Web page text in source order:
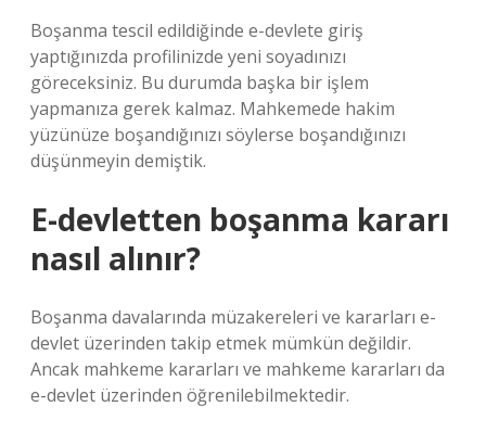
Boşanma tescil edildiğinde e-devlete giriş
yaptığınızda profilinizde yeni soyadınızı
göreceksiniz. Bu durumda başka bir işlem
yapmanıza gerek kalmaz. Mahkemede hakim
yüzünüze boşandığınızı söylerse boşandığınızı
düşünmeyin demiştik.
E-devletten boşanma kararı
nasıl alınır?
Boşanma davalarında müzakereleri ve kararları e-
devlet üzerinden takip etmek mümkün değildir.
Ancak mahkeme kararları ve mahkeme kararları da
e-devlet üzerinden öğrenilebilmektedir.